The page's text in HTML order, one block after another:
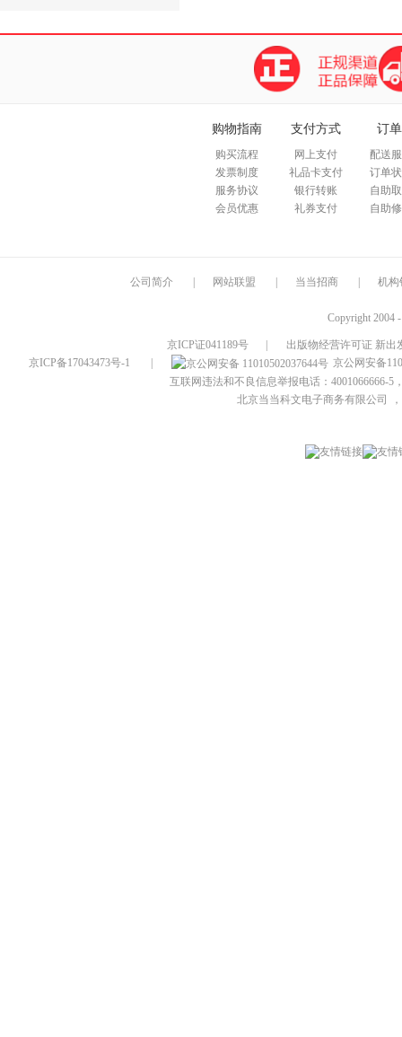
购物指南
购买流程
发票制度
服务协议
会员优惠
支付方式
网上支付
礼品卡支付
银行转账
礼券支付
订
配送
订单
自助
自助
公司简介 网站联盟 当当招商 机构
Copyright 2004
京ICP证041189号
出版物经营许可证 新出
京ICP备17043473号-1
京公网安备
互联网违法和不良信息举报电话：4001066666-5
北京当当科文电子商务有限公司